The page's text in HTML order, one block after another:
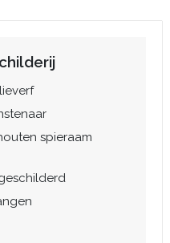
spieraam